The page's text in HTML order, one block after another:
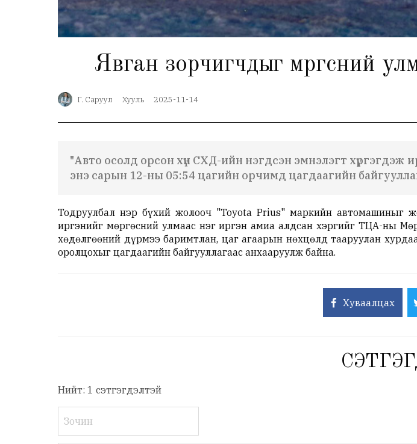
Явган зорчигчдыг мөргөсний
Г. Саруул Хууль 2025-11-14
"Авто осолд орсон хүн СХД-ийн нэгдсэн эмнэлэгт хүргэгдэж
энэ сарын 12-ны 05:54 цагийн орчимд цагдаагийн
Тодруулбал нэр бүхий жолооч "Toyota Prius" маркийн автомашиныг
иргэнийг мөргөсний улмаас нэг иргэн амиа алдсан хэргийг ТЦА-ны
хөдөлгөөний дүрмээ баримтлан, цаг агаарын нөхцөлд тааруулан
оролцохыг цагдаагийн байгууллагаас анхааруулж байна.
Хуваалцах
Нийт: 1 сэтгэгдэлтэй